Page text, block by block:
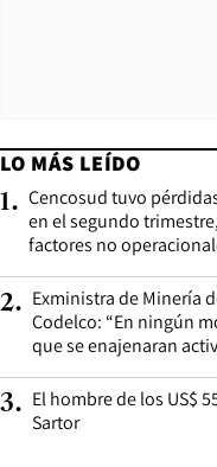
LO MÁS LEÍDO
1. Cencosud tuvo
en el segundo
factores no
2. Exministra de Minería
Codelco: “En ningún
que se enajenaran
3. El hombre de los US$
Sartor